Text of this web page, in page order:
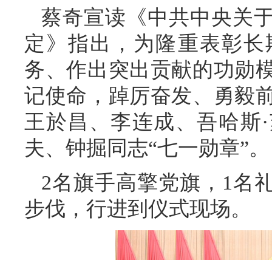
蔡奇宣读《中共中央关
定》指出，为隆重表彰
务、作出突出贡献的功勋
记使命，踔厉奋发、勇毅
王於昌、李连成、吾哈斯
夫、钟掘同志“七一勋章”。
2名旗手高擎党旗，1名
步伐，行进到仪式现场。